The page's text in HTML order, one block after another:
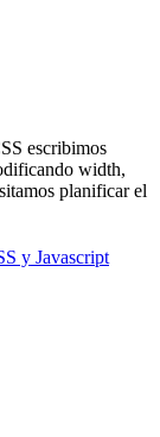
escribimos
width,
planificar el
y Javascript